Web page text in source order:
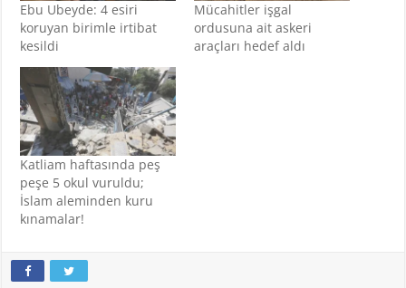
Ebu Ubeyde: 4 esiri
koruyan birimle irtibat
kesildi
Mücahitler işgal
ordusuna ait askeri
araçları hedef aldı
Katliam haftasında peş
peşe 5 okul vuruldu;
İslam aleminden kuru
kınamalar!